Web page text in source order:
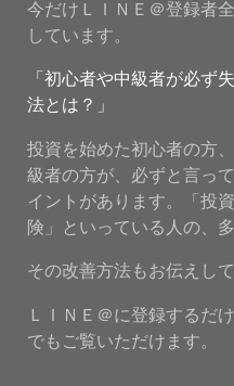
今だけＬＩＮＥ＠登録者
しています。
「初心者や中級者が必
法とは？」
投資を始めた初心者の方
級者の方が、必ずと言っ
イントがあります。「投
険」といっている人の、
その改善方法もお伝えして
ＬＩＮＥ＠に登録するだ
でもご覧いただけます。